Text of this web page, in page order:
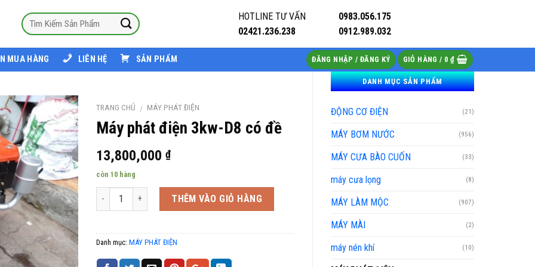
HOTLINE TƯ VẤN
02421.236.238
0983.056.175
0912.989.032
MUA HÀNG LIÊN HỆ SẢN PHẨM ĐĂNG NHẬP / ĐĂNG KÝ GIỎ HÀNG / 0 ₫
DANH MỤC SẢN PHẨM
ĐỘNG CƠ ĐIỆN (21)
MÁY BƠM NƯỚC (956)
MÁY CƯA BÀO CUỐN (33)
máy cưa lọng (8)
MÁY LÀM MỘC (907)
MÁY MÀI (2)
máy nén khí (10)
TRANG CHỦ / MÁY PHÁT ĐIỆN
Máy phát điện 3kw-D8 có đề
13,800,000 ₫
còn 10 hàng
Số lượng THÊM VÀO GIỎ HÀNG
Danh mục: MÁY PHÁT ĐIỆN